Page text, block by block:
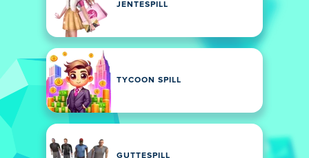
JENTESPILL
TYCOON SPILL
GUTTESPILL